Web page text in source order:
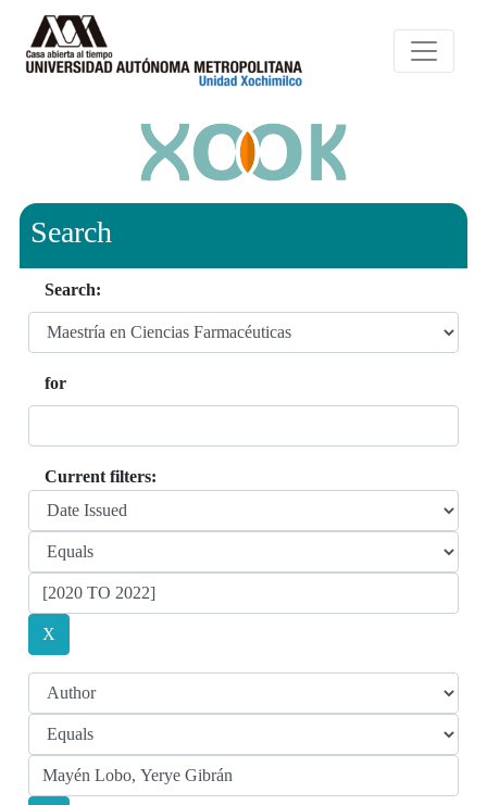
Search
Search:
for
Current filters: